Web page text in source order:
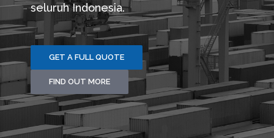
seluruh Indonesia.
GET A FULL QUOTE
FIND OUT MORE